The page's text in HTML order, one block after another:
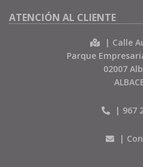
ATENCIÓN AL CLIENTE
| Calle
Parque
02007
| 967
|